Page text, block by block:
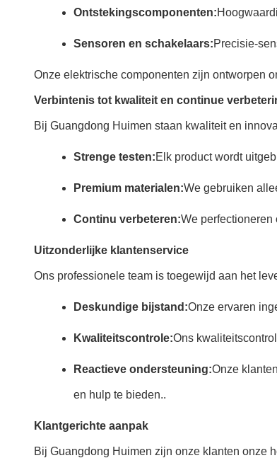
Ontstekingscomponenten:
Sensoren en schakelaars:Precisie-
Onze elektrische componenten zijn ontworpen
Verbintenis tot kwaliteit en continue
Bij Guangdong Huimen staan kwaliteit en
Strenge testen:Elk product wordt
Premium materialen:We gebruiken
Continu verbeteren:We perfectioneren
Uitzonderlijke klantenservice
Ons professionele team is toegewijd aan het
Deskundige bijstand:Onze ervaren
Kwaliteitscontrole:Ons
Reactieve ondersteuning:Onze
en hulp te bieden..
Klantgerichte aanpak
Bij Guangdong Huimen zijn onze klanten onze